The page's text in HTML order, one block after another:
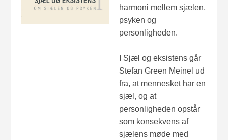
harmoni mellem sjælen,
psyken og
personligheden.
I Sjæl og eksistens går
Stefan Green Meinel ud
fra, at mennesket har en
sjæl, og at
personligheden opstår
som konsekvens af
sjælens møde med